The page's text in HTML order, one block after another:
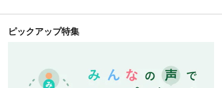
ピックアップ特集